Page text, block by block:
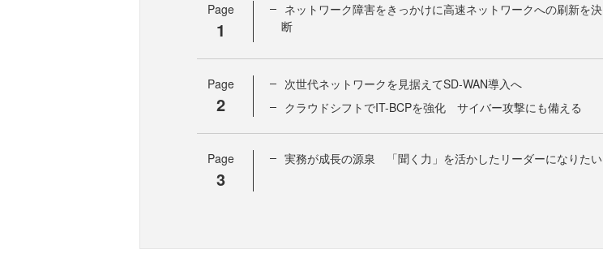
Page
1
ネットワーク障害をきっかけに高速ネットワークへの刷新を決
断
Page
2
次世代ネットワークを見据えてSD-WAN導入へ
クラウドシフトでIT-BCPを強化 サイバー攻撃にも備える
Page
3
実務が成長の源泉 「聞く力」を活かしたリーダーになりたい